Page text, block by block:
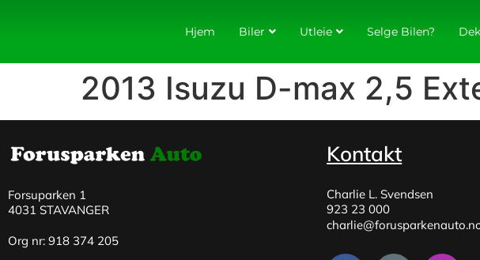
Hjem Biler Utleie Selge Bilen?
2013 Isuzu D-max 2,5
Forsuparken 1
4031 STAVANGER
Org nr: 918 374 205
Kontakt
Charlie L. Svendsen
923 23 000